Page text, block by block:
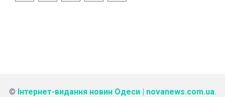
© Інтернет-видання новин Одеси | novanews.com.ua.